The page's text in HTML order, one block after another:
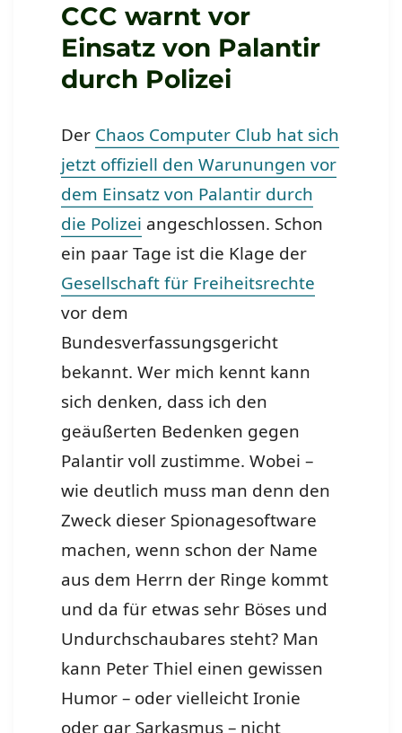
CCC warnt vor
Einsatz von Palantir
durch Polizei
Der Chaos Computer Club hat sich
jetzt offiziell den Warunungen vor
dem Einsatz von Palantir durch
die Polizei angeschlossen. Schon
ein paar Tage ist die Klage der
Gesellschaft für Freiheitsrechte
vor dem
Bundesverfassungsgericht
bekannt. Wer mich kennt kann
sich denken, dass ich den
geäußerten Bedenken gegen
Palantir voll zustimme. Wobei –
wie deutlich muss man denn den
Zweck dieser Spionagesoftware
machen, wenn schon der Name
aus dem Herrn der Ringe kommt
und da für etwas sehr Böses und
Undurchschaubares steht? Man
kann Peter Thiel einen gewissen
Humor – oder vielleicht Ironie
oder gar Sarkasmus – nicht